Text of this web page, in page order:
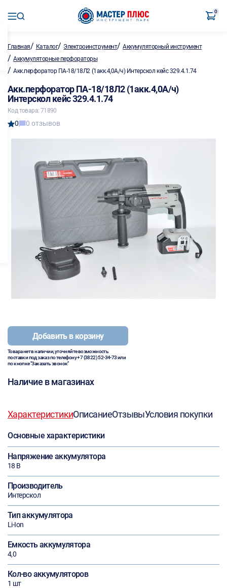
0
Главная/ Каталог/ Электроинструмент/Аккумуляторный инструмент
/ Аккумуляторные перфораторы
/ Акк.перфоратор ПА-18/18Л2 (1акк.4,0А/ч) Интерскол кейс 329.4.1.74
Акк.перфоратор ПА-18/18Л2 (1акк.4,0А/ч)
Интерскол кейс 329.4.1.74
Код товара: 71890
0 0 отзывов
Добавить в корзину
Товара нет в наличии, уточняйте возможность
поставки под заказ по телефону+7 (3822) 52-34-73или
по кнопке "Заказать звонок"
Наличие в магазинах
ХарактеристикиОписаниеОтзывыУсловия покупки
Основные характеристики
Напряжение аккумулятора
18 В
Производитель
Интерскол
Тип аккумулятора
Li-Ion
Емкость аккумулятора
4,0
Кол-во аккумуляторов
1 шт